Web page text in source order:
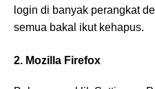
login di banyak perangkat
semua bakal ikut kehapus.
2. Mozilla Firefox